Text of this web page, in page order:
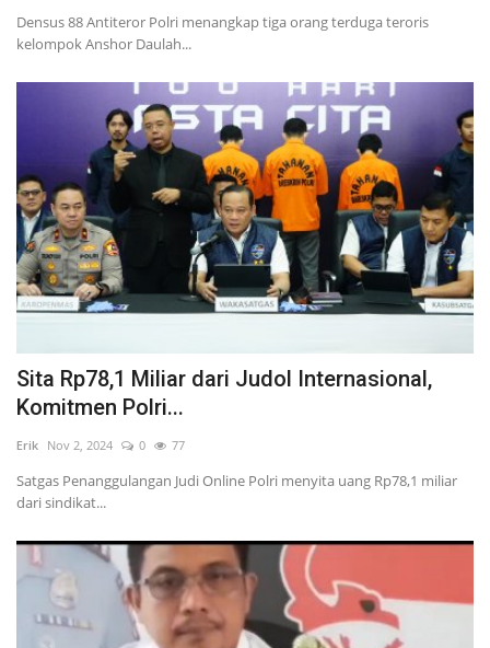
Densus 88 Antiteror Polri menangkap tiga orang terduga teroris
kelompok Anshor Daulah...
Sita Rp78,1 Miliar dari Judol Internasional,
Komitmen Polri...
Erik Nov 2, 2024 0 77
Satgas Penanggulangan Judi Online Polri menyita uang Rp78,1 miliar
dari sindikat...